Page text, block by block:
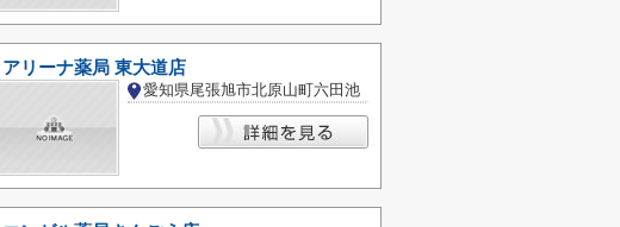
アリーナ薬局 東大道店
愛知県尾張旭市北原山町六田池